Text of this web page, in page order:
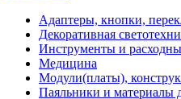
Адаптеры, кнопки,
Декоративная
Инструменты и
Медицина
Модули(платы),
Паяльники и материалы